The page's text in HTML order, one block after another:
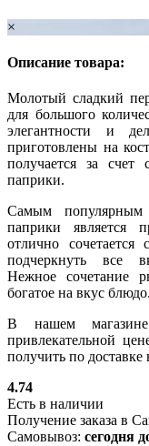
×
Описание товара:
Молотый сладкий
для большого
элегантности и
приготовлены на
получается за счет
паприки.
Самым популярным
паприки является
отлично
подчеркнуть все
Нежное сочетание
богатое на вкус блюдо.
В нашем
привлекательной
получить по
4.74
Есть в наличии
Получение заказа в
Самовывоз: сегодня